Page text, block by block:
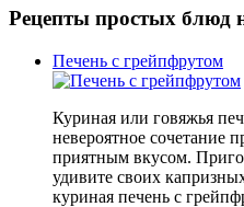
Рецепты простых блюд
Печень с грейпфрутом
Куриная или говяжья
невероятное сочетание
приятным вкусом.
удивите своих
куриная печень с